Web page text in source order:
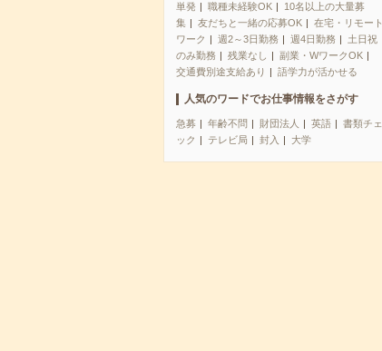
単発 職種未経験OK
10名以上の大量募
集
友だちと一緒の応募OK
在宅・リモート
ワーク
週2～3日勤務 週4日勤務
土日祝
のみ勤務
残業なし
副業・WワークOK
交通費別途支給あり
語学力が活かせる
人気のワードでお仕事情報をさがす
急募 年齢不問 財団法人 英語
書類チェ
ック
テレビ局 封入 大学